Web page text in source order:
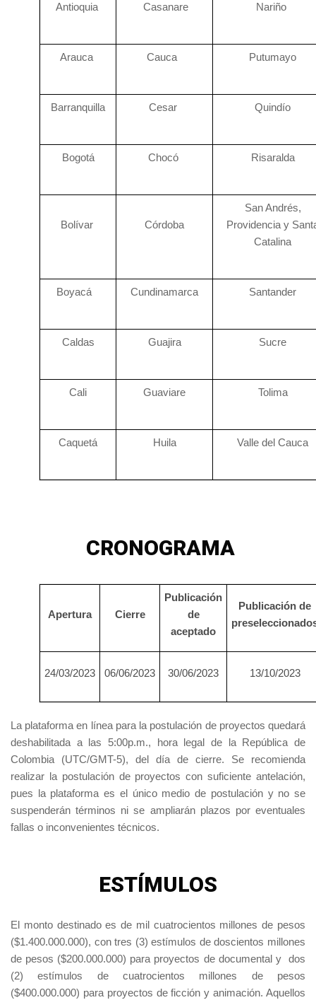
Antioquia Casanare Nariño
Arauca Cauca Putumayo
Barranquilla Cesar Quindío
Bogotá Chocó Risaralda
Bolívar Córdoba
San Andrés,
Providencia y
Catalina
Boyacá Cundinamarca Santander
Caldas Guajira Sucre
Cali Guaviare Tolima
Caquetá Huila Valle del Cauca
CRONOGRAMA
Apertura Cierre
Publicación
de
aceptado
Publicación de
24/03/2023 06/06/2023 30/06/2023 13/10/2023
La plataforma en línea para la postulación de proyectos quedará
deshabilitada a las 5:00p.m., hora legal de la República de
Colombia (UTC/GMT-5), del día de cierre. Se recomienda
realizar la postulación de proyectos con suficiente antelación,
pues la plataforma es el único medio de postulación y no se
suspenderán términos ni se ampliarán plazos por eventuales
fallas o inconvenientes técnicos.
ESTÍMULOS
El monto destinado es de mil cuatrocientos millones de pesos
($1.400.000.000), con tres (3) estímulos de doscientos millones
de pesos ($200.000.000) para proyectos de documental y dos
(2) estímulos de cuatrocientos millones de pesos
($400.000.000) para proyectos de ficción y animación. Aquellos